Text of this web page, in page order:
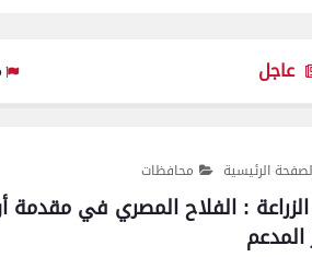
عاجل محافظ بني سويف
الرئيسية محافظات
الزراعة : الفلاح المصري في
المدعم